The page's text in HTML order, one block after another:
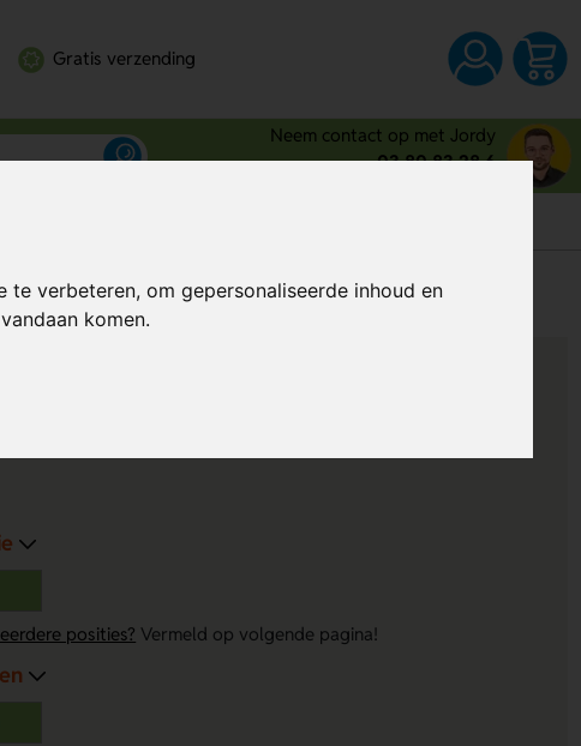
verbeteren, om gepersonaliseerde inhoud en
komen.
Gratis verzending
Neem contact op met Jordy
03 80 83 28 6
Prijs op aanvraag
posities? Vermeld op volgende pagina!